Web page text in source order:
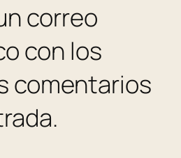
correo
con los
comentarios